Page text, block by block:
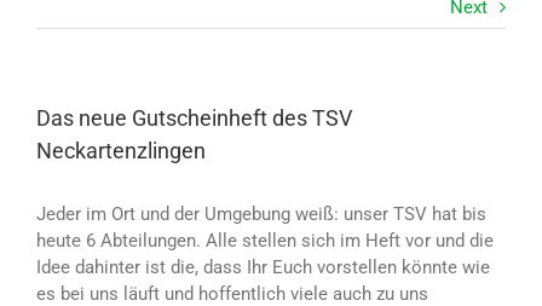
Next
Das neue Gutscheinheft des TSV
Neckartenzlingen
Jeder im Ort und der Umgebung weiß: unser TSV hat bis
heute 6 Abteilungen. Alle stellen sich im Heft vor und die
Idee dahinter ist die, dass Ihr Euch vorstellen könnte wie
es bei uns läuft und hoffentlich viele auch zu uns